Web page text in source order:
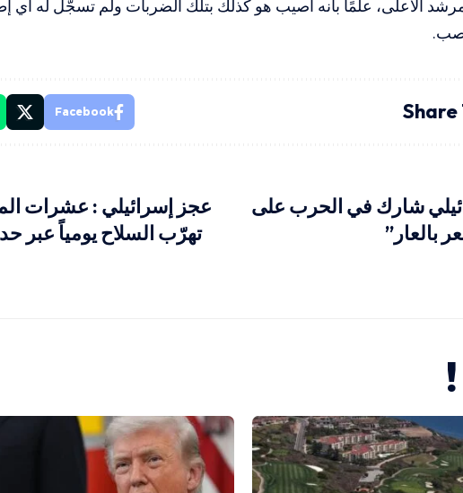
الأعلى، علمًا بأنه أصيب هو كذلك بتلك الضربات ولم تسجّل له أي
Facebook
شارك في الحرب على
بالعار”
عجز إسرائيلي : عشرات
تهرّب السلاح يومياً عبر